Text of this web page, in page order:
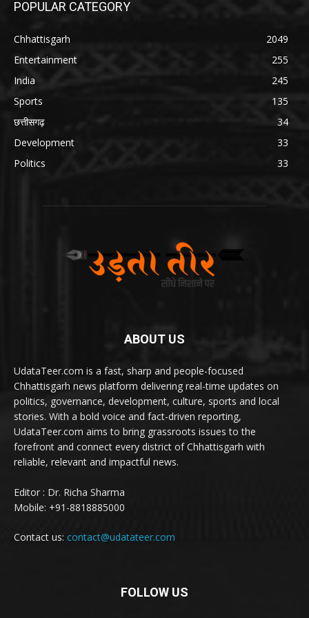
POPULAR CATEGORY
Chhattisgarh
2049
Entertainment
255
India
245
Sports
135
छत्तीसगढ़
34
Development
33
Politics
33
ABOUT US
UdataTeer.com is a fast, sharp and people-focused
Chhattisgarh news platform delivering real-time updates on
politics, governance, development, culture, sports and local
stories. With a bold voice and fact-driven reporting,
UdataTeer.com aims to bring grassroots issues to the
forefront and connect every district of Chhattisgarh with
reliable, relevant and impactful news.
Editor : Dr. Richa Sharma
Mobile: +91-8818885000
Contact us: contact@udatateer.com
FOLLOW US